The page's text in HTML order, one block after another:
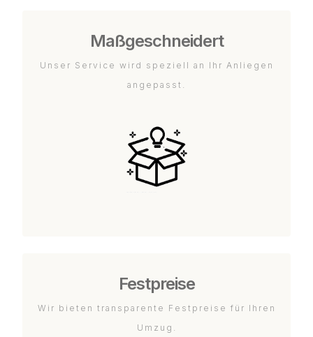
Maßgeschneidert
Unser Service wird speziell an Ihr Anliegen
angepasst.
Festpreise
Wir bieten transparente Festpreise für Ihren
Umzug.